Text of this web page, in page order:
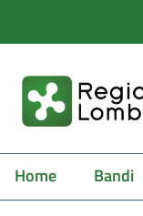
Home Bandi